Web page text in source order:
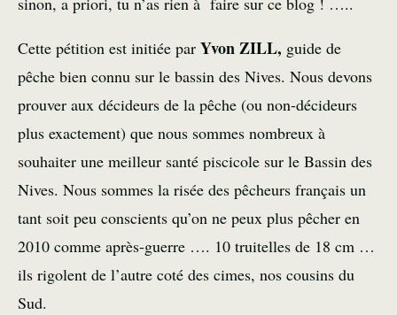
Cette pétition est initiée par Yvon ZILL, guide de
pêche bien connu sur le bassin des Nives. Nous devons
prouver aux décideurs de la pêche (ou non-décideurs
plus exactement) que nous sommes nombreux à
souhaiter une meilleur santé piscicole sur le Bassin des
Nives. Nous sommes la risée des pêcheurs français un
tant soit peu conscients qu’on ne peux plus pêcher en
2010 comme après-guerre …. 10 truitelles de 18 cm …
ils rigolent de l’autre coté des cimes, nos cousins du
Sud.